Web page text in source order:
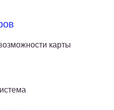
карты